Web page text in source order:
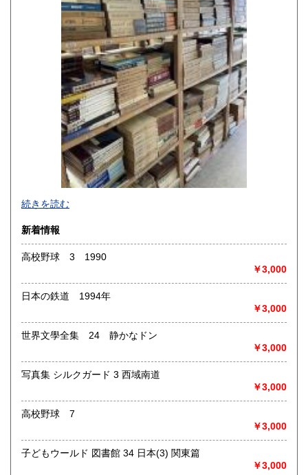
800円 鹿児島県
1,500円
-
沿線名：-
最寄駅：-
営業時間：-
定休日：-
書籍の買取について
取り扱い分野
総記、哲学宗教、歴史、社会科学、自然科学、美術工芸、国
語国文、外国文学、古典籍、近代文献、趣味、外国書、サブ
カルチャー、古書一般（その他）
続きを読む
新着情報
高校野球 3 1990
￥3,000
日本の鉄道 1994年
￥3,000
世界文學全集 24 静かなドン
￥3,000
写真集 シルクガード 3 西域南道
￥3,000
高校野球 7
￥3,000
子どもウールド 図書館 34 日本(3) 関東篇
￥3,000